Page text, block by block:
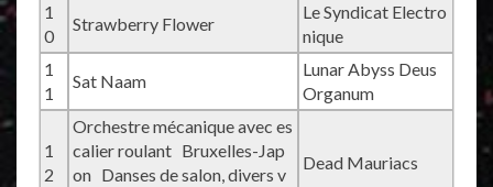
1
0
Strawberry Flower
Le Syndicat Electro
nique
1
1
Sat Naam
Lunar Abyss Deus
Organum
1
2
Orchestre mécanique avec es
calier roulant Bruxelles-Jap
on Danses de salon, divers v
Dead Mauriacs